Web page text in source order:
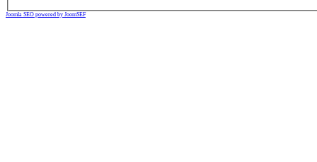
Joomla SEO powered by JoomSEF